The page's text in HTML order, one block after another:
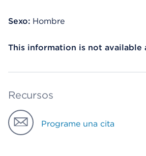
Sexo: Hombre
This information is not available
Recursos
Programe una cita